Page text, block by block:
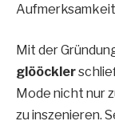
Mit der
glööckler
Mode nicht nur
zu inszenieren.